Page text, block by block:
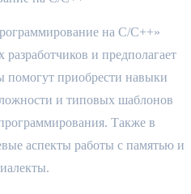
на C/C++»
и предполагает
помогут приобрести навыки
и типовых шаблонов
Также в
аспекты работы с памятью и